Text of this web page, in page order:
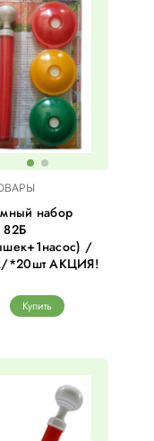
набор
/
*20шт АКЦИЯ!
Купить